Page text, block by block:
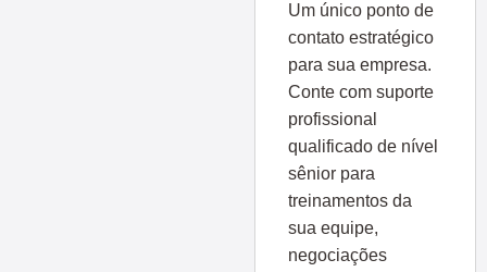
Um único ponto de
contato estratégico
para sua empresa.
Conte com suporte
profissional
qualificado de nível
sênior para
treinamentos da
sua equipe,
negociações